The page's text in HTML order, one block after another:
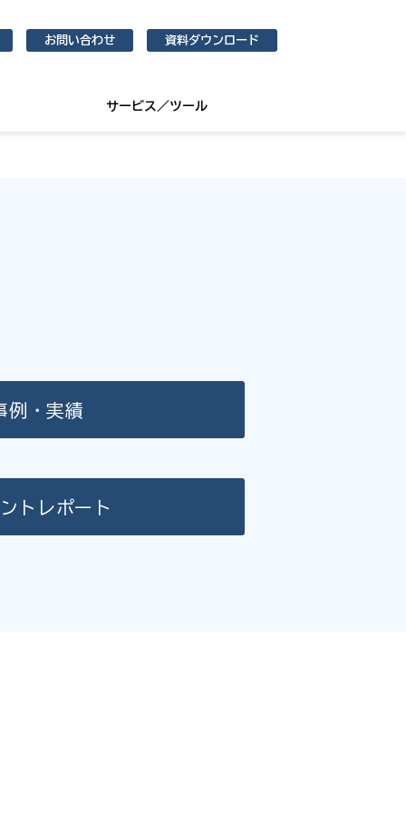
お問い合わせ 資料ダウンロード
サービス／ツール
例・実績
トレポート